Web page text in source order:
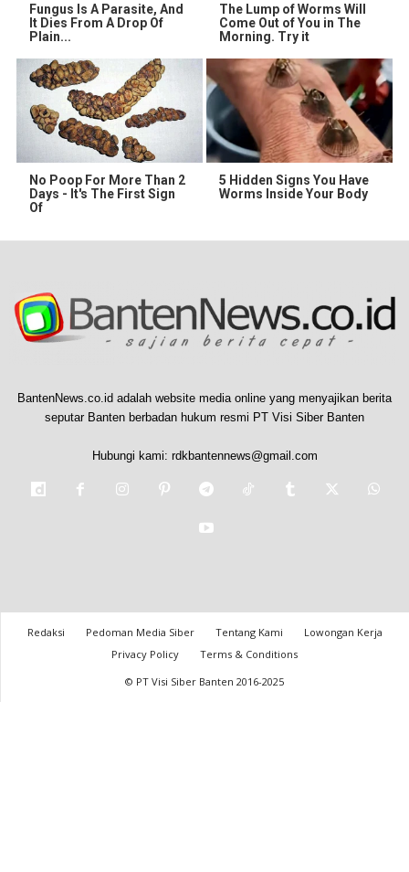
Fungus Is A Parasite, And
It Dies From A Drop Of
Plain...
The Lump of Worms Will
Come Out of You in The
Morning. Try it
No Poop For More Than 2
Days - It's The First Sign
Of
5 Hidden Signs You Have
Worms Inside Your Body
BantenNews.co.id adalah website media online yang menyajikan berita
seputar Banten berbadan hukum resmi PT Visi Siber Banten
Hubungi kami: rdkbantennews@gmail.com
Redaksi Pedoman Media Siber Tentang Kami
Lowongan Kerja
Privacy Policy
Terms & Conditions
© PT Visi Siber Banten 2016-2025